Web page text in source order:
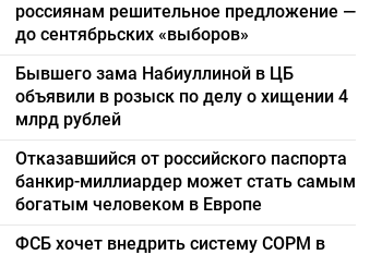
россиянам решительное предложение —
до сентябрьских «выборов»
Бывшего зама Набиуллиной в ЦБ
объявили в розыск по делу о хищении 4
млрд рублей
Отказавшийся от российского паспорта
банкир-миллиардер может стать самым
богатым человеком в Европе
ФСБ хочет внедрить систему СОРМ в